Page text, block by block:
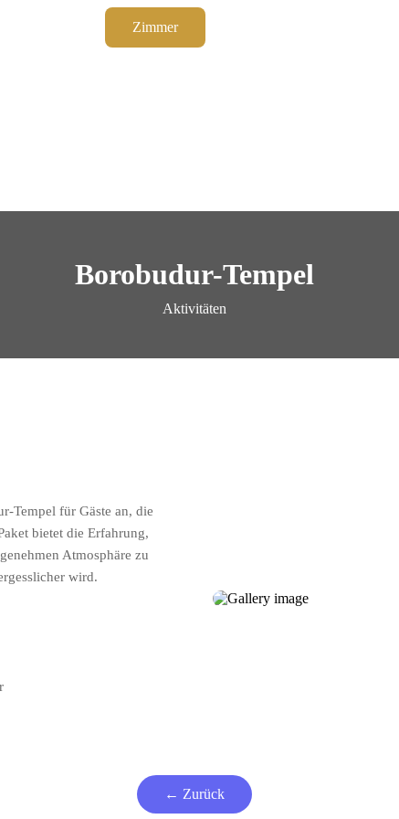
Zimmer
Borobudur-Tempel
Aktivitäten
Tempel für Gäste an, die
bietet die Erfahrung,
Atmosphäre zu
wird.
← Zurück